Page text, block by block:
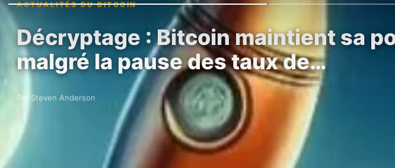
ACTUALITÉS DU BITCOIN
Décryptage : Bitcoin maintient sa
malgré la pause des taux de…
Par Steven Anderson